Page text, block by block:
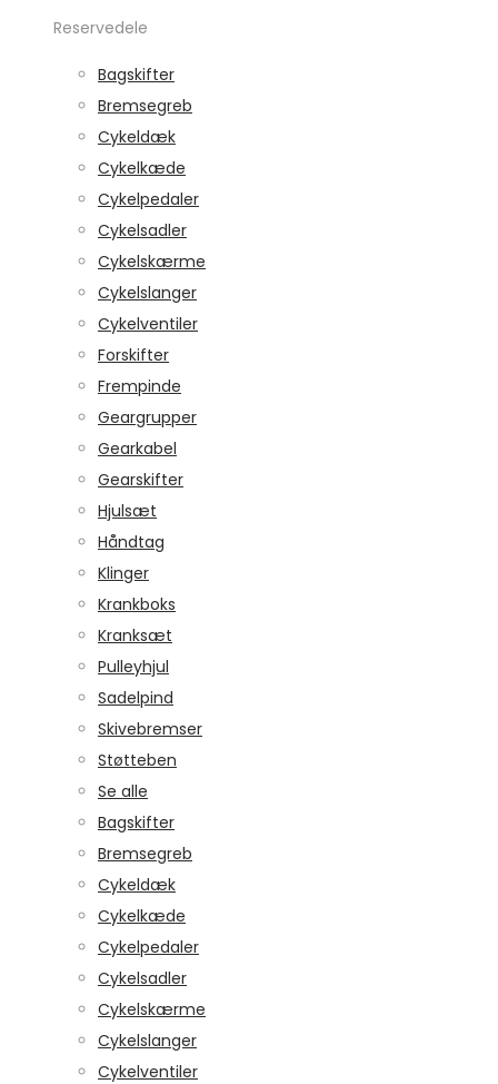
Reservedele
Bagskifter
Bremsegreb
Cykeldæk
Cykelkæde
Cykelpedaler
Cykelsadler
Cykelskærme
Cykelslanger
Cykelventiler
Forskifter
Frempinde
Geargrupper
Gearkabel
Gearskifter
Hjulsæt
Håndtag
Klinger
Krankboks
Kranksæt
Pulleyhjul
Sadelpind
Skivebremser
Støtteben
Se alle
Bagskifter
Bremsegreb
Cykeldæk
Cykelkæde
Cykelpedaler
Cykelsadler
Cykelskærme
Cykelslanger
Cykelventiler